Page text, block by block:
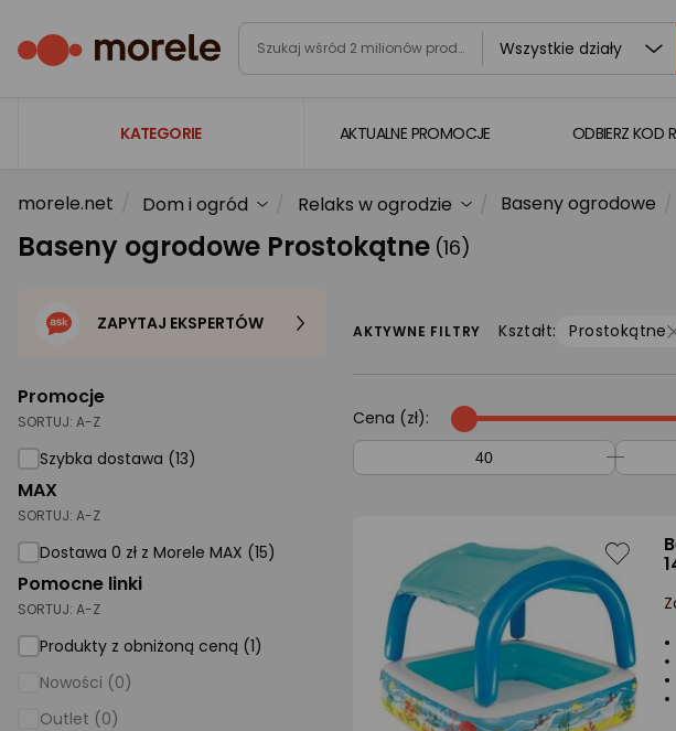
Wszystkie działy
KATEGORIE
Laptopy
Komputery
Gaming
Telewizory i audio
Foto i kamery
AGD duże
Dom i ogród
Biuro i firma
Sport i turystyka
Zabawki i dziecko
AKTUALNE PROMOCJE ODBIERZ KOD
morele.net Dom i ogród Relaks w ogrodzie Baseny ogrodowe
Baseny ogrodowe Prostokątne (16)
Promocje
SORTUJ: A-Z
Szybka dostawa (13)
MAX
SORTUJ: A-Z
Dostawa 0 zł z Morele MAX (15)
Pomocne linki
SORTUJ: A-Z
Produkty z obniżoną ceną (1)
Nowości (0)
Outlet (0)
ZAPYTAJ EKSPERTÓW AKTYWNE FILTRY Kształt: Prostokątne
Cena (zł):